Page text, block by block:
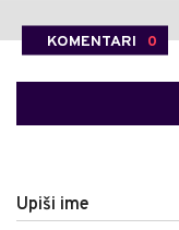
KOMENTARI 0
Upiši ime